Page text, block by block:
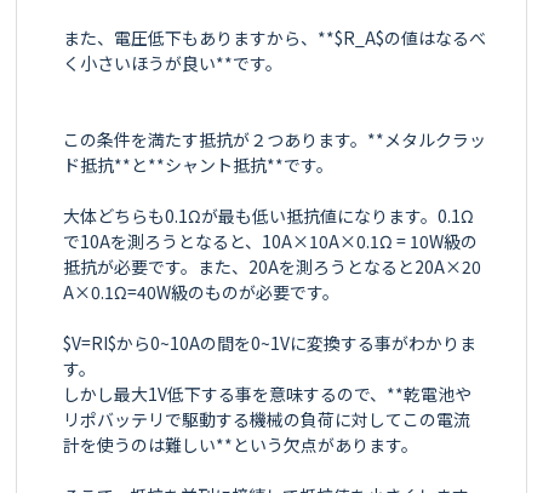
また、電圧低下もありますから、**$R_A$の値はなるべ
く小さいほうが良い**です。
この条件を満たす抵抗が２つあります。**メタルクラッ
ド抵抗**と**シャント抵抗**です。
大体どちらも0.1Ωが最も低い抵抗値になります。0.1Ω
で10Aを測ろうとなると、10A×10A×0.1Ω = 10W級の
抵抗が必要です。また、20Aを測ろうとなると20A×20
A×0.1Ω=40W級のものが必要です。
$V=RI$から0~10Aの間を0~1Vに変換する事がわかりま
す。
しかし最大1V低下する事を意味するので、**乾電池や
リポバッテリで駆動する機械の負荷に対してこの電流
計を使うのは難しい**という欠点があります。